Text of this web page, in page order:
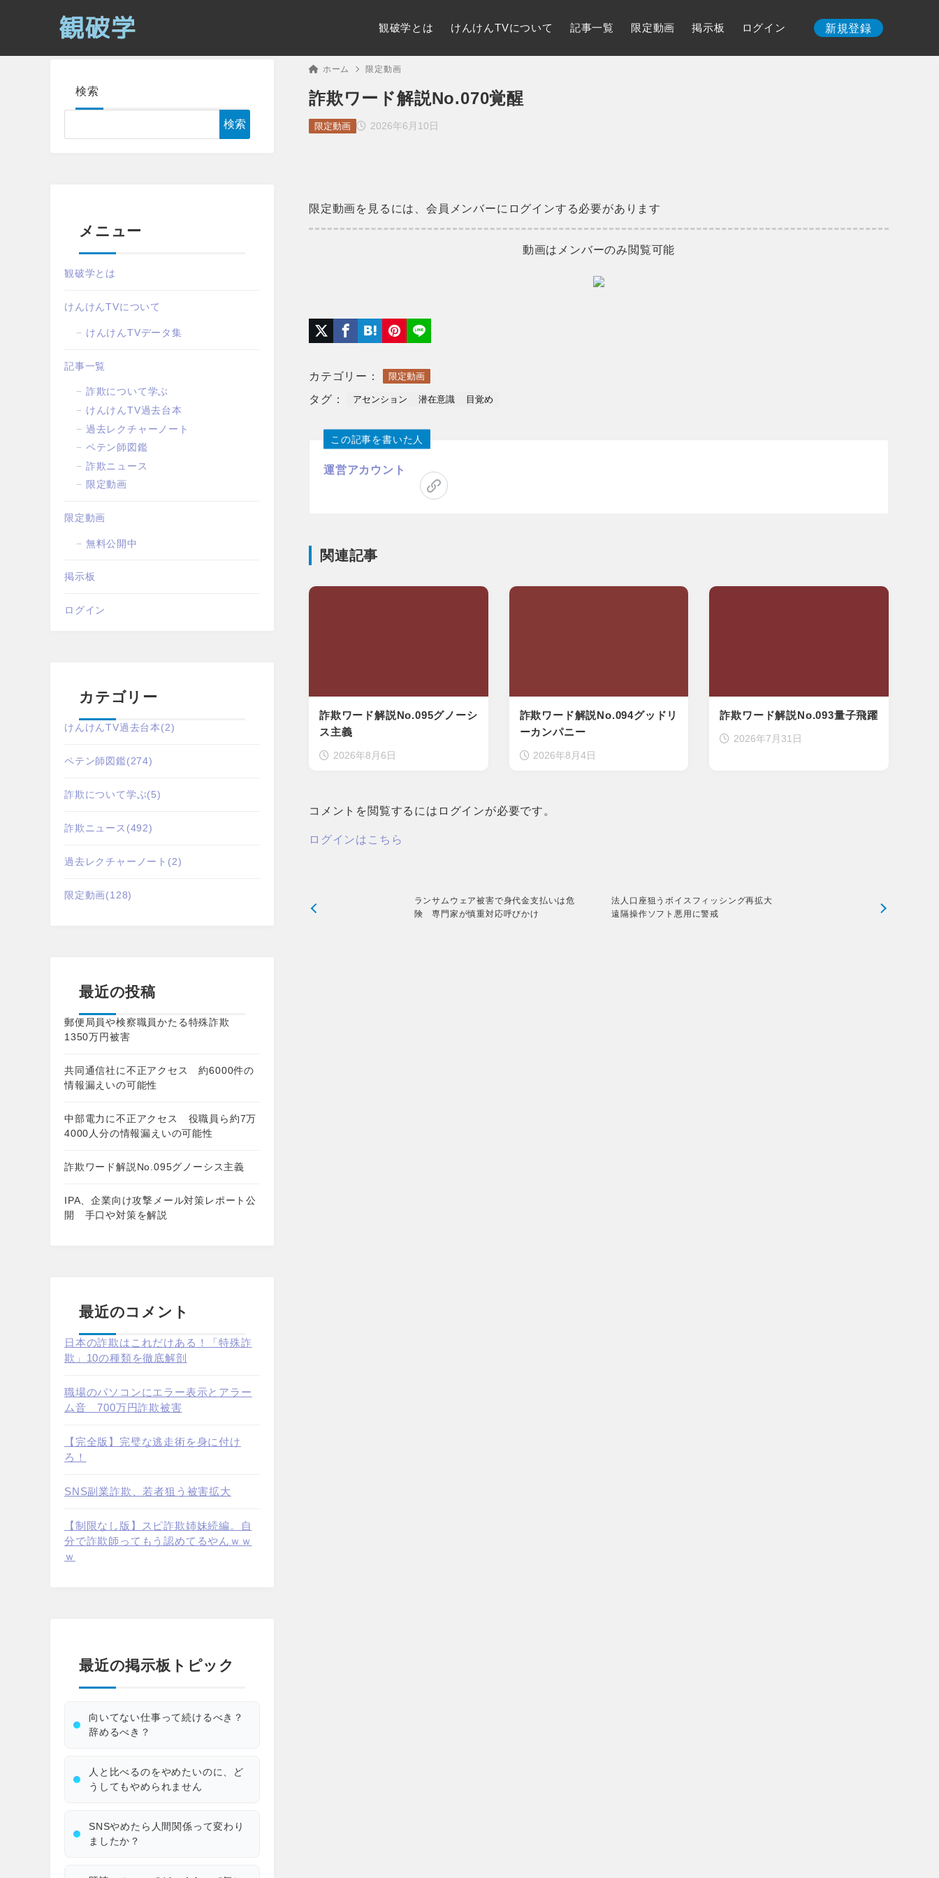
観破学とは けんけんTVについて 記事一覧 限定動画 掲示板 ログイン 新規登録
ホーム 限定動画
詐欺ワード解説No.070覚醒
2026年6月10日
限定動画
限定動画を見るには、会員メンバーにログインする必要があります
動画はメンバーのみ閲覧可能
カテゴリー： 限定動画
タグ： アセンション 潜在意識 目覚め
この記事を書いた人
運営アカウント
関連記事
詐欺ワード解説No.095グノーシ
ス主義
2026年8月6日
詐欺ワード解説No.094グッドリ
ーカンパニー
2026年8月4日
詐欺ワード解説No.093量子飛躍
2026年7月31日
コメントを閲覧するにはログインが必要です。
ログインはこちら
ランサムウェア被害で身代金支払いは危
険 専門家が慎重対応呼びかけ
法人口座狙うボイスフィッシング再拡大
遠隔操作ソフト悪用に警戒
検索
検索
メニュー
観破学とは
けんけんTVについて
けんけんTVデータ集
記事一覧
詐欺について学ぶ
けんけんTV過去台本
過去レクチャーノート
ペテン師図鑑
詐欺ニュース
限定動画
限定動画
無料公開中
掲示板
ログイン
カテゴリー
けんけんTV過去台本(2)
ペテン師図鑑(274)
詐欺について学ぶ(5)
詐欺ニュース (492)
過去レクチャーノート (2)
限定動画(128)
最近の投稿
郵便局員や検察職員かたる特殊詐欺
1350万円被害
共同通信社に不正アクセス 約6000件の
情報漏えいの可能性
中部電力に不正アクセス 役職員ら約7万
4000人分の情報漏えいの可能性
詐欺ワード解説No.095グノーシス主義
IPA、企業向け攻撃メール対策レポート公
開 手口や対策を解説
最近のコメント
日本の詐欺はこれだけある！「特殊詐
欺」10の種類を徹底解剖
職場のパソコンにエラー表示とアラー
ム音 700万円詐欺被害
【完全版】完璧な逃走術を身に付け
ろ！
SNS副業詐欺、若者狙う被害拡大
【制限なし版】スピ詐欺姉妹続編。自
分で詐欺師ってもう認めてるやんｗｗ
ｗ
最近の掲示板トピック
向いてない仕事って続けるべき？
辞めるべき？
人と比べるのをやめたいのに、ど
うしてもやめられません
SNSやめたら人間関係って変わり
ましたか？